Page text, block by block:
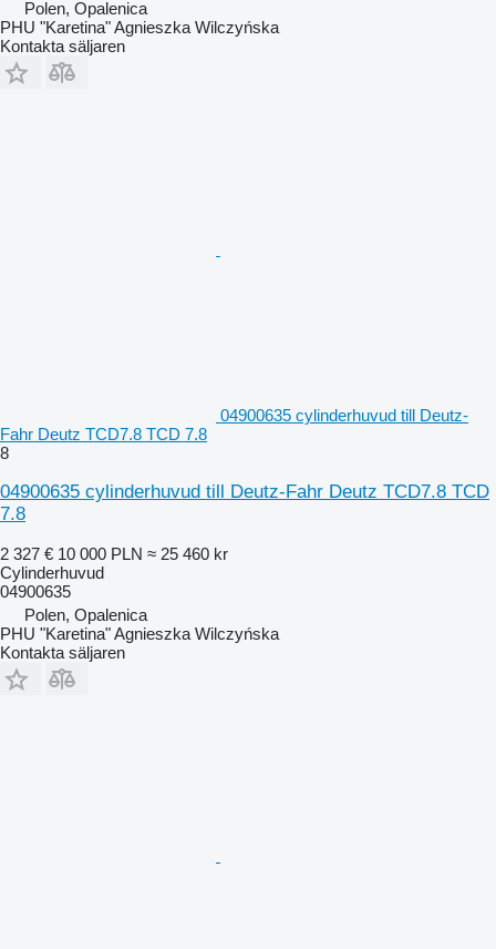
Polen, Opalenica
PHU "Karetina" Agnieszka Wilczyńska
Kontakta säljaren
04900635 cylinderhuvud till Deutz-
Fahr Deutz TCD7.8 TCD 7.8
8
04900635 cylinderhuvud till Deutz-Fahr Deutz TCD7.8 TCD
7.8
2 327 € 10 000 PLN ≈ 25 460 kr
Cylinderhuvud
04900635
Polen, Opalenica
PHU "Karetina" Agnieszka Wilczyńska
Kontakta säljaren